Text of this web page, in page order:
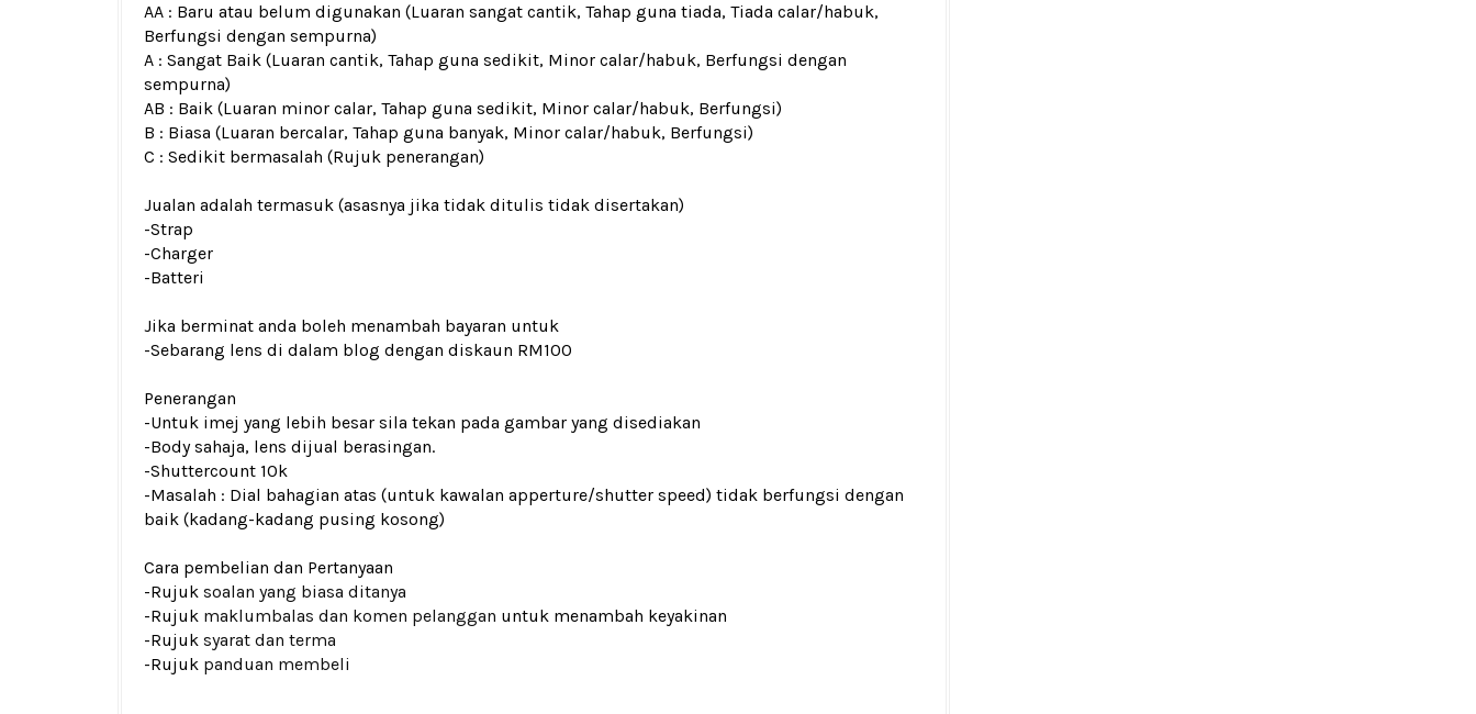
AA : Baru atau belum digunakan (Luaran sangat cantik, Tahap guna tiada, Tiada calar/habuk,
Berfungsi dengan sempurna)
A : Sangat Baik (Luaran cantik, Tahap guna sedikit, Minor calar/habuk, Berfungsi dengan
sempurna)
AB : Baik (Luaran minor calar, Tahap guna sedikit, Minor calar/habuk, Berfungsi)
B : Biasa (Luaran bercalar, Tahap guna banyak, Minor calar/habuk, Berfungsi)
C : Sedikit bermasalah (Rujuk penerangan)
Jualan adalah termasuk (asasnya jika tidak ditulis tidak disertakan)
-Strap
-Charger
-Batteri
Jika berminat anda boleh menambah bayaran untuk
-Sebarang lens di dalam blog dengan diskaun RM100
Penerangan
-Untuk imej yang lebih besar sila tekan pada gambar yang disediakan
-Body sahaja, lens dijual berasingan.
-Shuttercount 10k
-Masalah : Dial bahagian atas (untuk kawalan apperture/shutter speed) tidak berfungsi dengan
baik (kadang-kadang pusing kosong)
Cara pembelian dan Pertanyaan
-Rujuk soalan yang biasa ditanya
-Rujuk maklumbalas dan komen pelanggan untuk menambah keyakinan
-Rujuk syarat dan terma
-Rujuk panduan membeli